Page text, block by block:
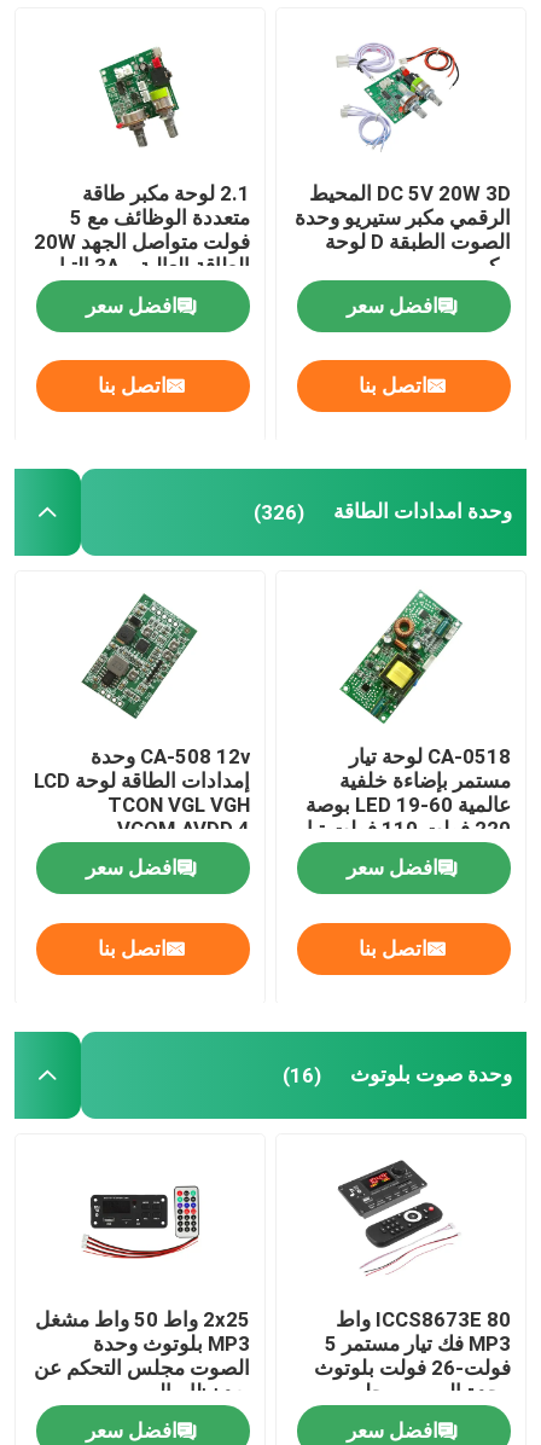
اترك رسالة
الصفحة الرئيسية
منتجات
معلومات عنا
جولة في المصنع
مراقبة الجودة
اتصل بنا
DC 5V 20W 3D المحيط
الرقمي مكبر ستيريو وحدة
الصوت الطبقة D لوحة
مكبر
افضل سعر
اتصل بنا
2.1 لوحة مكبر طاقة
متعددة الوظائف مع 5
فولت متواصل الجهد 20W
الطاقة العالية و 3A التيار
للحصول على أداء صوتي
محسن افضل سعر
اتصل بنا
وحدة امدادات الطاقة (326)
CA-0518 لوحة تيار
مستمر بإضاءة خلفية
عالمية LED 19-60 بوصة
220 فولت 110 فولت تيار
متردد
افضل سعر
اتصل بنا
CA-508 12v وحدة
إمدادات الطاقة لوحة LCD
TCON VGL VGH
VCOM.AVDD 4
افضل سعر
اتصل بنا
وحدة صوت بلوتوث (16)
ICCS8673E 80 واط
MP3 فك تيار مستمر 5
فولت-26 فولت بلوتوث
وحدة الصوت مجلس
نظام مكبر كهربائي
افضل سعر
2x25 واط 50 واط مشغل
MP3 بلوتوث وحدة
الصوت مجلس التحكم عن
بعد نظام الصوت
اللاسلكي
افضل سعر